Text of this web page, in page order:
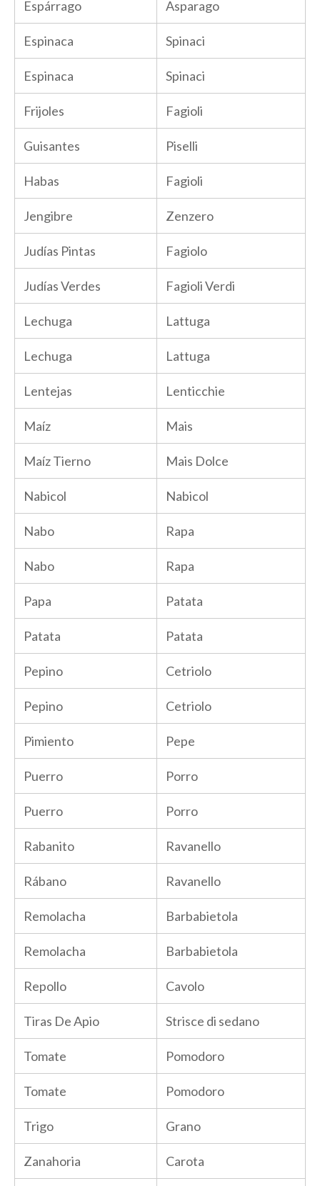
Espárrago Asparago
Espinaca Spinaci
Espinaca Spinaci
Frijoles Fagioli
Guisantes Piselli
Habas Fagioli
Jengibre Zenzero
Judías Pintas Fagiolo
Judías Verdes Fagioli Verdi
Lechuga Lattuga
Lechuga Lattuga
Lentejas Lenticchie
Maíz Mais
Maíz Tierno Mais Dolce
Nabicol Nabicol
Nabo Rapa
Nabo Rapa
Papa Patata
Patata Patata
Pepino Cetriolo
Pepino Cetriolo
Pimiento Pepe
Puerro Porro
Puerro Porro
Rabanito Ravanello
Rábano Ravanello
Remolacha Barbabietola
Remolacha Barbabietola
Repollo Cavolo
Tiras De Apio Strisce di sedano
Tomate Pomodoro
Tomate Pomodoro
Trigo Grano
Zanahoria Carota